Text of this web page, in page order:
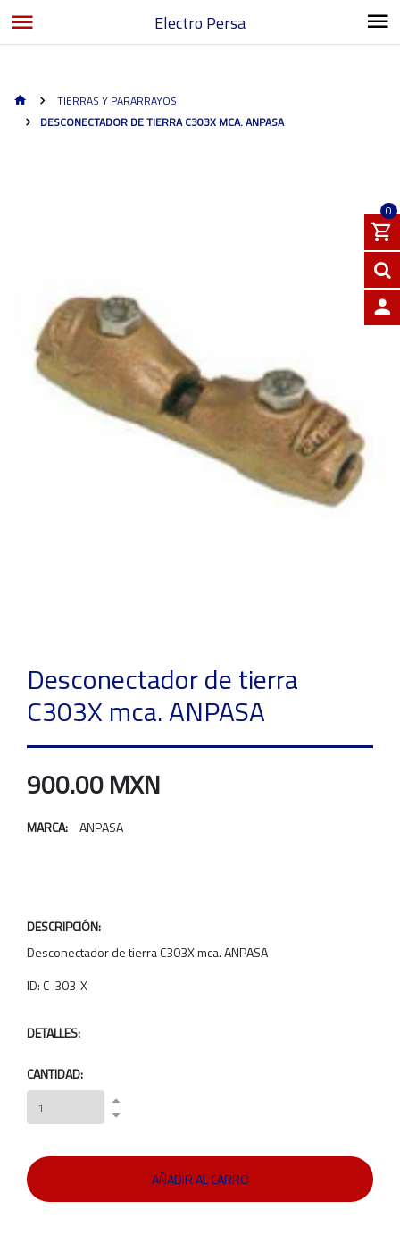
Electro Persa
0
TIERRAS Y PARARRAYOS
DESCONECTADOR DE TIERRA C303X MCA. ANPASA
Desconectador de tierra
C303X mca. ANPASA
900.00 MXN
MARCA: ANPASA
DESCRIPCIÓN:
Desconectador de tierra C303X mca. ANPASA
ID: C-303-X
DETALLES:
CANTIDAD: